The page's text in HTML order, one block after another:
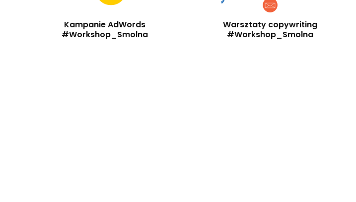
Kampanie AdWords
#Workshop_Smolna
Warsztaty copywriting
#Workshop_Smolna